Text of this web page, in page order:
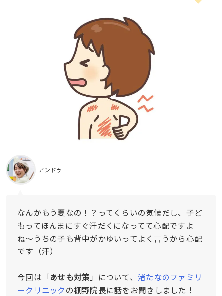
アンドゥ
なんかもう夏なの！？ってくらいの気候だし、子ど
もってほんまにすぐ汗だくになってて心配ですよ
ね〜うちの子も背中がかゆいってよく言うから心配
です（汗）
今回は「あせも対策 」について、 渚たなのファミリ
ークリニックの棚野院長に話をお聞きしました！